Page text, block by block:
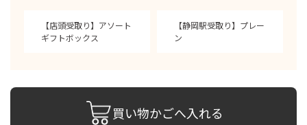
【店頭受取り】アソート
ギフトボックス
【静岡駅受取り】プレー
ン
買い物かごへ入れる